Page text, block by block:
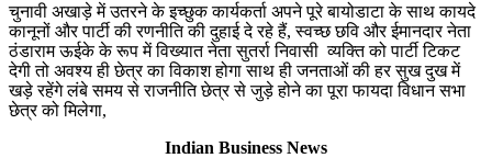
चुनावी अखाड़े में उतरने के इच्छुक कार्यकर्ता अपने पूरे बायोडाटा के साथ कायदे
कानूनों और पार्टी की रणनीति की दुहाई दे रहे हैं, स्वच्छ छवि और ईमानदार नेता
ठंडाराम ऊईके के रूप में विख्यात नेता सुतर्रा निवासी व्यक्ति को पार्टी टिकट
देगी तो अवश्य ही छेत्र का विकाश होगा साथ ही जनताओं की हर सुख दुख में
खड़े रहेंगे लंबे समय से राजनीति छेत्र से जुड़े होने का पूरा फायदा विधान सभा
छेत्र को मिलेगा,
Indian Business News